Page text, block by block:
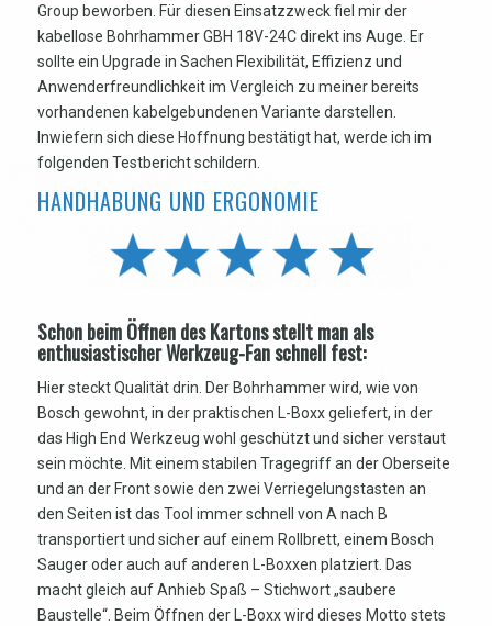
Group beworben. Für diesen Einsatzzweck fiel mir der
kabellose Bohrhammer GBH 18V-24C direkt ins Auge. Er
sollte ein Upgrade in Sachen Flexibilität, Effizienz und
Anwenderfreundlichkeit im Vergleich zu meiner bereits
vorhandenen kabelgebundenen Variante darstellen.
Inwiefern sich diese Hoffnung bestätigt hat, werde ich im
folgenden Testbericht schildern.
HANDHABUNG UND ERGONOMIE
Schon beim Öffnen des Kartons stellt man als
enthusiastischer Werkzeug-Fan schnell fest:
Hier steckt Qualität drin. Der Bohrhammer wird, wie von
Bosch gewohnt, in der praktischen L-Boxx geliefert, in der
das High End Werkzeug wohl geschützt und sicher verstaut
sein möchte. Mit einem stabilen Tragegriff an der Oberseite
und an der Front sowie den zwei Verriegelungstasten an
den Seiten ist das Tool immer schnell von A nach B
transportiert und sicher auf einem Rollbrett, einem Bosch
Sauger oder auch auf anderen L-Boxxen platziert. Das
macht gleich auf Anhieb Spaß – Stichwort „saubere
Baustelle“. Beim Öffnen der L-Boxx wird dieses Motto stets